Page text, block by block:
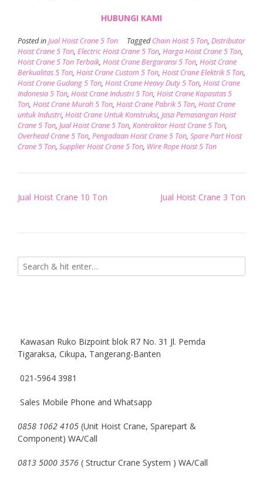
HUBUNGI KAMI
Posted inJual Hoist Crane 5 Ton TaggedChain Hoist 5 Ton, Distributor
Hoist Crane 5 Ton, Electric Hoist Crane 5 Ton, Harga Hoist Crane 5 Ton,
Hoist Crane 5 Ton Terbaik, Hoist Crane Bergaransi 5 Ton, Hoist Crane
Berkualitas 5 Ton, Hoist Crane Custom 5 Ton, Hoist Crane Elektrik 5 Ton,
Hoist Crane Gudang 5 Ton, Hoist Crane Heavy Duty 5 Ton, Hoist Crane
Indonesia 5 Ton, Hoist Crane Industri 5 Ton, Hoist Crane Kapasitas 5
Ton, Hoist Crane Murah 5 Ton, Hoist Crane Pabrik 5 Ton, Hoist Crane
untuk Industri, Hoist Crane Untuk Konstruksi, Jasa Pemasangan Hoist
Crane 5 Ton, Jual Hoist Crane 5 Ton, Kontraktor Hoist Crane 5 Ton,
Overhead Crane 5 Ton, Pengadaan Hoist Crane 5 Ton, Spare Part Hoist
Crane 5 Ton, Supplier Hoist Crane 5 Ton, Wire Rope Hoist 5 Ton
Post
Jual Hoist Crane 10 Ton Jual Hoist Crane 3 Ton
Kawasan Ruko Bizpoint blok R7 No. 31 Jl. Pemda
Tigaraksa, Cikupa, Tangerang-Banten
021-5964 3981
Sales Mobile Phone and Whatsapp
0858 1062 4105 (Unit Hoist Crane, Sparepart &
Component) WA/Call
0813 5000 3576 ( Structur Crane System ) WA/Call